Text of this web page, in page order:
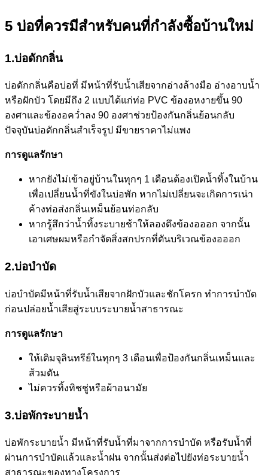
5 บ่อที่ควรมีสำหรับคนที่กำลังซื้อบ้านใหม่
1.บ่อดักกลิ่น
บ่อดักกลิ่นคือบ่อที่ มีหน้าที่รับน้ำเสียจากอ่างล้างมือ อ่างอาบน้ำ
หรือฝักบัว โดยมีถึง 2 แบบได้แก่ท่อ PVC ข้องอหงายขึ้น 90
องศาและข้องอคว่ำลง 90 องศาช่วยป้องกันกลิ่นย้อนกลับ
ปัจจุบันบ่อดักกลิ่นสําเร็จรูป มีขายราคาไม่แพง
การดูแลรักษา
หากยังไม่เข้าอยู่บ้านในทุกๆ 1 เดือนต้องเปิดน้ำทิ้งในบ้าน
เพื่อเปลี่ยนน้ำที่ขังในบ่อพัก หากไม่เปลี่ยนจะเกิดการเน่า
ค้างท่อส่งกลิ่นเหม็นย้อนท่อกลับ
หากรู้สึกว่าน้ำทิ้งระบายช้าให้ลองดึงข้องอออก จากนั้น
เอาเศษผมหรือกำจัดสิ่งสกปรกที่ตันบริเวณข้องอออก
2.บ่อบำบัด
บ่อบำบัดมีหน้าที่รับน้ำเสียจากฝักบัวและชักโครก ทำการบำบัด
ก่อนปล่อยน้ำเสียสู่ระบบระบายน้ำสาธารณะ
การดูแลรักษา
ให้เติมจุลินทรีย์ในทุกๆ 3 เดือนเพื่อป้องกันกลิ่นเหม็นและ
ส้วมตัน
ไม่ควรทิ้งทิชชู่หรือผ้าอนามัย
3.บ่อพักระบายน้ำ
บ่อพักระบายน้ำ มีหน้าที่รับน้ำที่มาจากการบำบัด หรือรับน้ำที่
ผ่านการบำบัดแล้วและน้ำฝน จากนั้นส่งต่อไปยังท่อระบายน้ำ
สาธารณะของทางโครงการ